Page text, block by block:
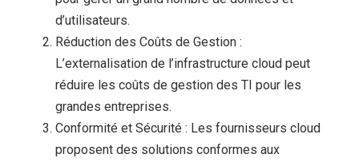
d’utilisateurs.
Réduction des Coûts de Gestion :
L’externalisation de l’infrastructure cloud peut
réduire les coûts de gestion des TI pour les
grandes entreprises.
Conformité et Sécurité : Les fournisseurs cloud
proposent des solutions conformes aux